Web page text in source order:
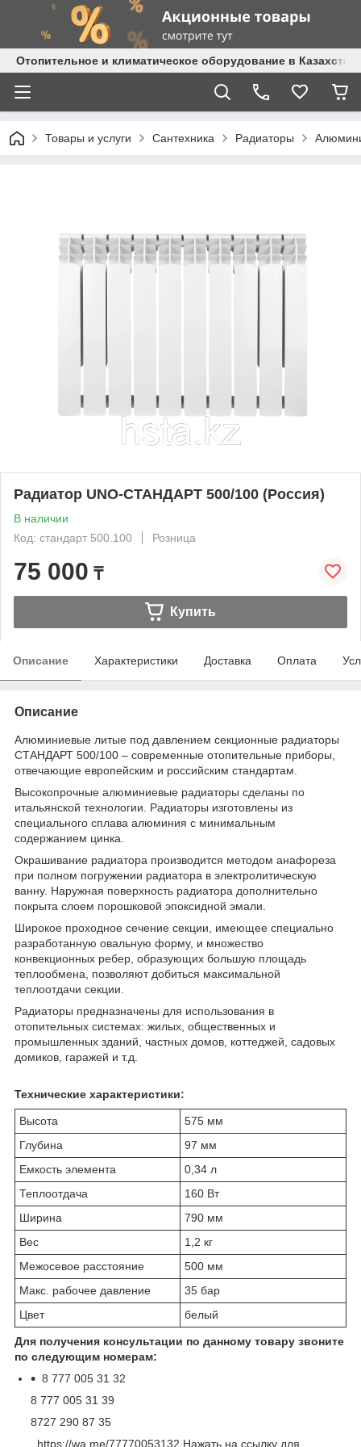
Отопительное и климатическое оборудование в
Товары и услуги Сантехника Радиаторы
Радиатор UNO-СТАНДАРТ 500/100 (Россия)
В наличии
Код: стандарт 500.100
Розница
75 000 ₸
Купить
Описание Характеристики Доставка Оплата
Описание
Алюминиевые литые под давлением секционные радиаторы
СТАНДАРТ 500/100 – современные отопительные приборы,
отвечающие европейским и российским стандартам.
Высокопрочные алюминиевые радиаторы сделаны по
итальянской технологии. Радиаторы изготовлены из
специального сплава алюминия с минимальным
содержанием цинка.
Окрашивание радиатора производится методом анафореза
при полном погружении радиатора в электролитическую
ванну. Наружная поверхность радиатора дополнительно
покрыта слоем порошковой эпоксидной эмали.
Широкое проходное сечение секции, имеющее специально
разработанную овальную форму, и множество
конвекционных ребер, образующих большую площадь
теплообмена, позволяют добиться максимальной
теплоотдачи секции.
Радиаторы предназначены для использования в
отопительных системах: жилых, общественных и
промышленных зданий, частных домов, коттеджей, садовых
домиков, гаражей и т.д.
Технические характеристики:
Высота
575 мм
Глубина
97 мм
Емкость элемента
0,34 л
Теплоотдача
160 Вт
Ширина
790 мм
Вес
1,2 кг
Межосевое расстояние
500 мм
Макс. рабочее давление
35 бар
Цвет
белый
Для получения консультации по данному товару звоните
по следующим номерам:
8 777 005 31 32
8 777 005 31 39
8727 290 87 35
https://wa.me/77770053132 Нажать на ссылку для